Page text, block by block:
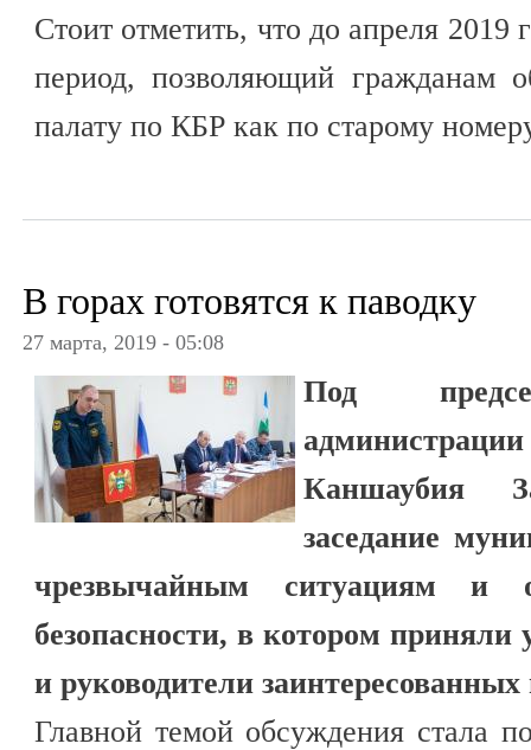
Стоит отметить, что до апреля 2019
период, позволяющий гражданам
палату по КБР как по старому
В горах готовятся к паводку
27 марта, 2019 - 05:08
Под
Каншаубия
заседание
чрезвычайным ситуациям и
безопасности, в котором
и руководители
Главной темой обсуждения стала